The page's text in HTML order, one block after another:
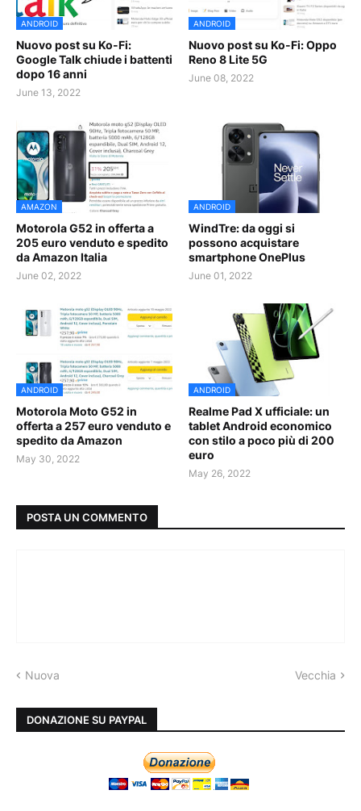
ANDROID
Nuovo post su Ko-Fi:
Google Talk chiude i battenti
dopo 16 anni
June 13, 2022
ANDROID
Nuovo post su Ko-Fi: Oppo
Reno 8 Lite 5G
June 08, 2022
AMAZON
Motorola G52 in offerta a
205 euro venduto e spedito
da Amazon Italia
June 02, 2022
ANDROID
WindTre: da oggi si
possono acquistare
smartphone OnePlus
June 01, 2022
ANDROID
Motorola Moto G52 in
offerta a 257 euro venduto e
spedito da Amazon
May 30, 2022
ANDROID
Realme Pad X ufficiale: un
tablet Android economico
con stilo a poco più di 200
euro
May 26, 2022
POSTA UN COMMENTO
Nuova Vecchia
DONAZIONE SU PAYPAL